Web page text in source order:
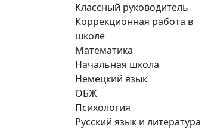
Классный руководитель
Коррекционная работа в
школе
Математика
Начальная школа
Немецкий язык
ОБЖ
Психология
Русский язык и литература